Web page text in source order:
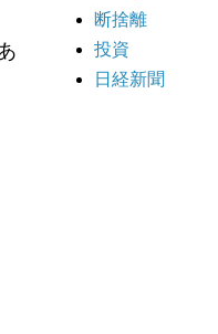
断捨離
投資
日経新聞